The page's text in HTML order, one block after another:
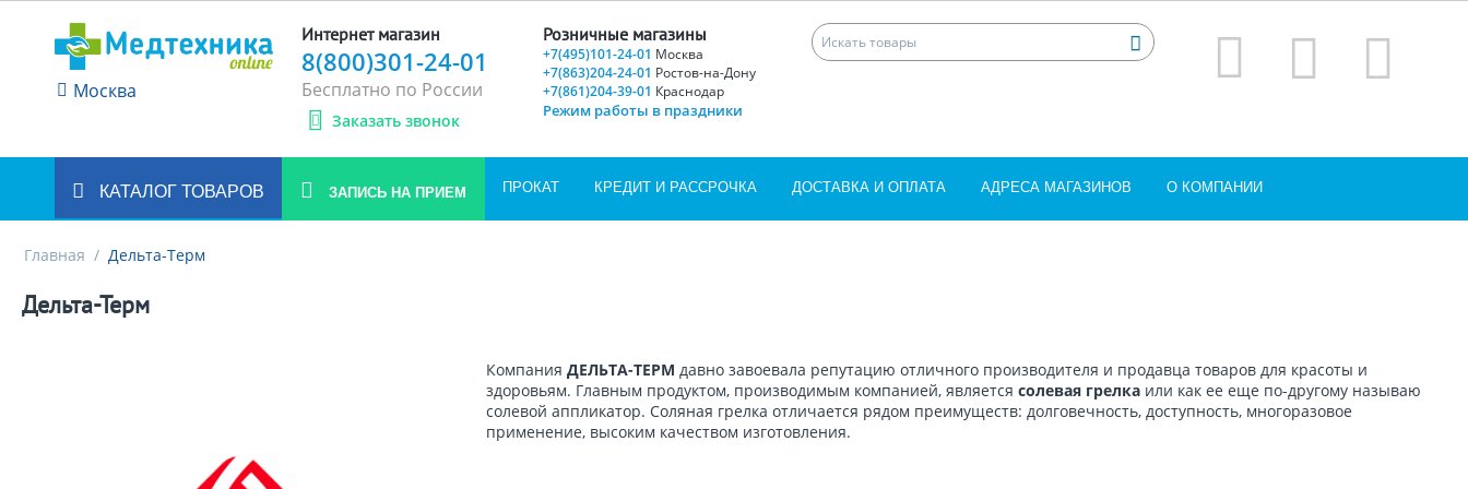
Москва
Интернет магазин
8(800)301-24-01
Бесплатно по России
Заказать звонок
Розничные магазины
+7(495)101-24-01 Москва
+7(863)204-24-01 Ростов-на-Дону
+7(861)204-39-01 Краснодар
Режим работы в праздники
КАТАЛОГ ТОВАРОВ ЗАПИСЬ НА ПРИЕМ ПРОКАТ КРЕДИТ И РАССРОЧКА ДОСТАВКА И ОПЛАТА АДРЕСА МАГАЗИНОВ О КОМПАНИИ
Главная / Дельта-Терм
Дельта-Терм
Компания ДЕЛЬТА-ТЕРМ давно завоевала репутацию отличного производителя и продавца товаров для красоты и
здоровьям. Главным продуктом, производимым компанией, является солевая грелка или как ее еще по-другому называю
солевой аппликатор. Соляная грелка отличается рядом преимуществ: долговечность, доступность, многоразовое
применение, высоким качеством изготовления.